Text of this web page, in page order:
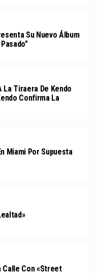
Su Nuevo Álbum
La Tiraera De Kendo
Confirma La
Miami Por Supuesta
Calle Con «Street